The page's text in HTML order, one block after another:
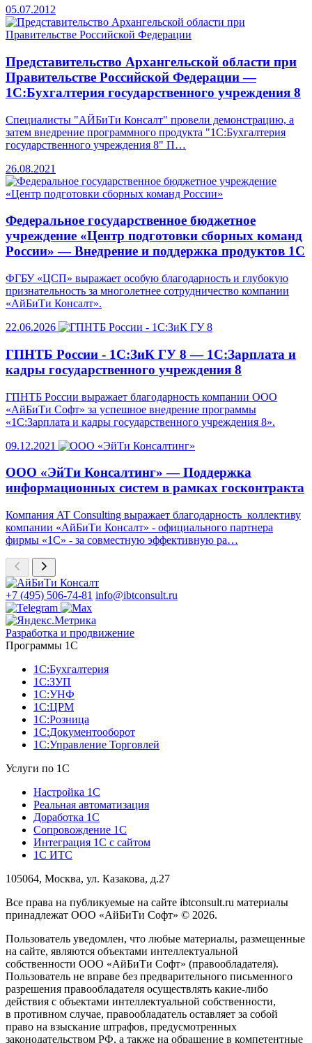
05.07.2012
Представительство Архангельской области при
Правительстве Российской Федерации —
1С:Бухгалтерия государственного учреждения 8
Специалисты "АЙБиТи Консалт" провели демонстрацию, а
затем внедрение программного продукта "1С:Бухгалтерия
государственного учреждения 8" П…
26.08.2021
Федеральное государственное бюджетное
учреждение «Центр подготовки сборных команд
России» — Внедрение и поддержка продуктов 1С
ФГБУ «ЦСП» выражает особую благодарность и глубокую
признательность за многолетнее сотрудничество компании
«АйБиТи Консалт».
22.06.2026
ГПНТБ России - 1С:ЗиК ГУ 8 — 1С:Зарплата и
кадры государственного учреждения 8
ГПНТБ России выражает благодарность компании ООО
«АйБиТи Софт» за успешное внедрение программы
«1С:Зарплата и кадры государственного учреждения 8».
09.12.2021
ООО «ЭйТи Консалтинг» — Поддержка
информационных систем в рамках госконтракта
Компания AT Consulting выражает благодарность коллективу
компании «АйБиТи Консалт» - официального партнера
фирмы «1С» - за совместную эффективную ра…
+7 (495) 506-74-81 info@ibtconsult.ru
Разработка и продвижение
Программы 1С
1С:Бухгалтерия
1С:ЗУП
1С:УНФ
1С:ЦРМ
1С:Розница
1С:Документооборот
1С:Управление Торговлей
Услуги по 1С
Настройка 1С
Реальная автоматизация
Доработка 1С
Сопровождение 1С
Интеграция 1С с сайтом
1С ИТС
105064, Москва, ул. Казакова, д.27
Все права на публикуемые на сайте ibtconsult.ru материалы
принадлежат ООО «АйБиТи Софт» © 2026.
Пользователь уведомлен, что любые материалы, размещенные
на сайте, являются объектами интеллектуальной
собственности ООО «АйБиТи Софт» (правообладателя).
Пользователь не вправе без предварительного письменного
разрешения правообладателя осуществлять какие-либо
действия с объектами интеллектуальной собственности,
в противном случае, правообладатель оставляет за собой
право на взыскание штрафов, предусмотренных
законодательством РФ, а также на обращение в компетентные